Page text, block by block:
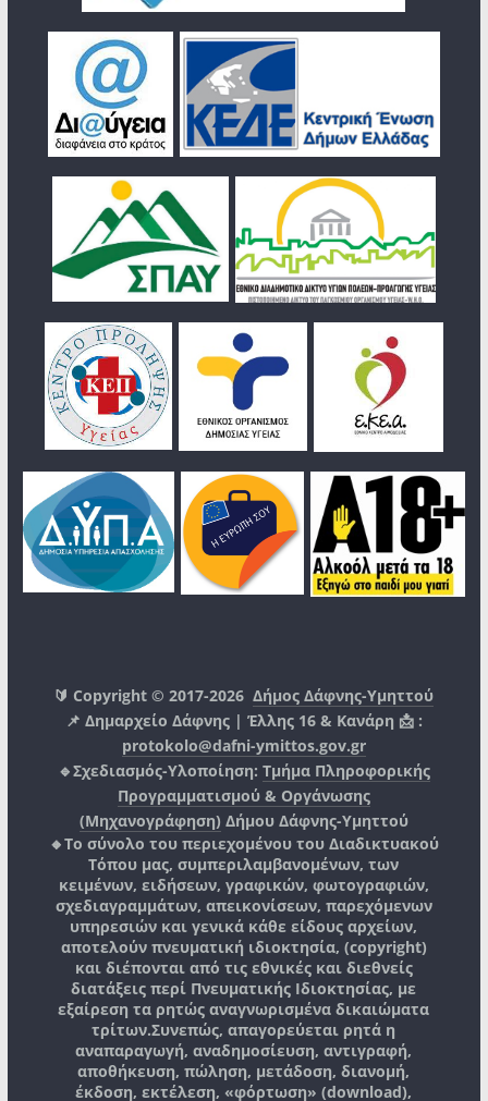
🔰 Copyright © 2017-2026Δήμος Δάφνης-Υμηττού
📌 Δημαρχείο Δάφνης | Έλλης 16 & Κανάρη 📩 :
protokolo@dafni-ymittos.gov.gr
🔹Σχεδιασμός-Υλοποίηση: Τμήμα Πληροφορικής
Προγραμματισμού & Οργάνωσης
(Μηχανογράφηση) Δήμου Δάφνης-Υμηττού
🔸Το σύνολο του περιεχομένου του Διαδικτυακού
Τόπου μας, συμπεριλαμβανομένων, των
κειμένων, ειδήσεων, γραφικών, φωτογραφιών,
σχεδιαγραμμάτων, απεικονίσεων, παρεχόμενων
υπηρεσιών και γενικά κάθε είδους αρχείων,
αποτελούν πνευματική ιδιοκτησία, (copyright)
και διέπονται από τις εθνικές και διεθνείς
διατάξεις περί Πνευματικής Ιδιοκτησίας, με
εξαίρεση τα ρητώς αναγνωρισμένα δικαιώματα
τρίτων.Συνεπώς, απαγορεύεται ρητά η
αναπαραγωγή, αναδημοσίευση, αντιγραφή,
αποθήκευση, πώληση, μετάδοση, διανομή,
έκδοση, εκτέλεση, «φόρτωση» (download),